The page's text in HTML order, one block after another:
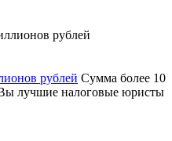
рублей Сумма более 10
лучшие налоговые юристы